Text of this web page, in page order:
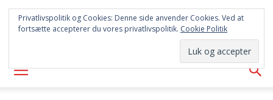
SYD
AVISEN
Privatlivspolitik og Cookies: Denne side anvender Cookies. Ved at
fortsætte accepterer du vores privatlivspolitik. Cookie Politik